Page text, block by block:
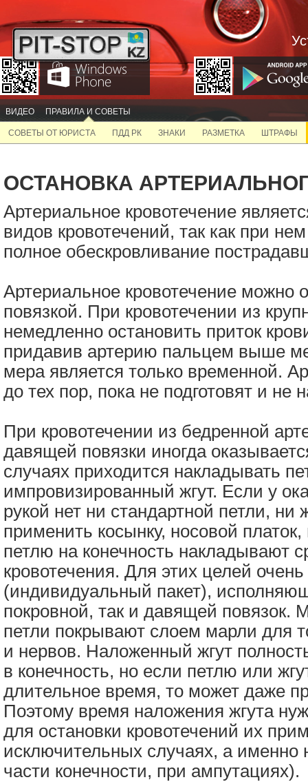
ВИДЕО ПРАВИЛА И СОВЕТЫ
СОВЕТЫ ОТ ЮРИСТА ПДД РК ЗНАКИ РАЗМЕТКА ШТРАФЫ
ОСТАНОВКА
Артериальное кровотечение
видов кровотечений, так как при
полное обескровливание
Артериальное кровотечение можно
повязкой. При кровотечении из
немедленно остановить приток
придавив артерию пальцем выше
мера является только временной.
до тех пор, пока не подготовят и не
При кровотечении из бедренной
давящей повязки иногда
случаях приходится накладывать
импровизированный жгут. Если у
рукой нет ни стандартной петли, ни
применить косынку, носовой
петлю на конечность накладывают
кровотечения. Для этих целей
(индивидуальный пакет),
покровной, так и давящей повязок.
петли покрывают слоем марли для
и нервов. Наложенный жгут
в конечность, но если петлю или
длительное время, то может даже
Поэтому время наложения жгута
для остановки кровотечений их
исключительных случаях, а именно
части конечности, при ампутациях).